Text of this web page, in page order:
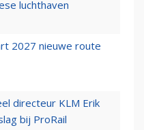
luchthaven
2027 nieuwe route
directeur KLM Erik
bij ProRail